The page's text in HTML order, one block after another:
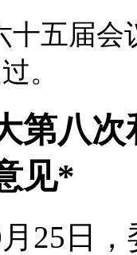
五届会
。
第八
见*
25日